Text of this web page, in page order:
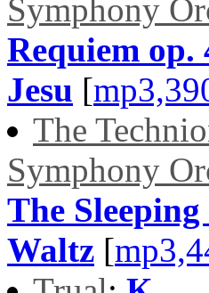
Symphony
Requiem op.
Jesu [
The
Symphony
The
Waltz [